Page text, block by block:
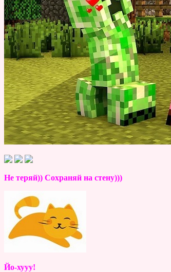
Не теряй)) Сохраняй на стену)))
Йо-хууу!